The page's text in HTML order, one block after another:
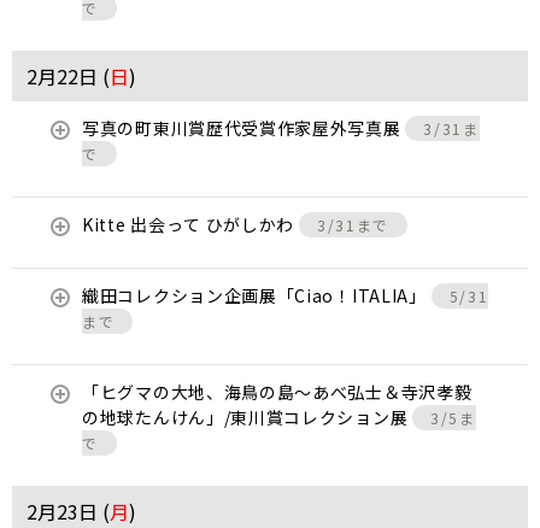
で
2月22日 (日)
写真の町東川賞歴代受賞作家屋外写真展
3/31ま
で
Kitte 出会って ひがしかわ 3/31まで
織田コレクション企画展「Ciao！ITALIA」
5/31
まで
「ヒグマの大地、海鳥の島～あべ弘士＆寺沢孝毅
の地球たんけん」/東川賞コレクション展
3/5ま
で
2月23日 (月)